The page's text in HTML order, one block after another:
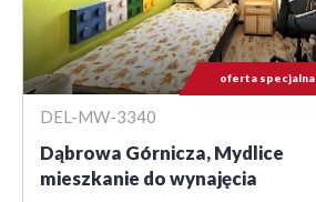
DEL-MW-3340
Dąbrowa Górnicza, Mydlice
mieszkanie do wynajęcia
oferta specjalna